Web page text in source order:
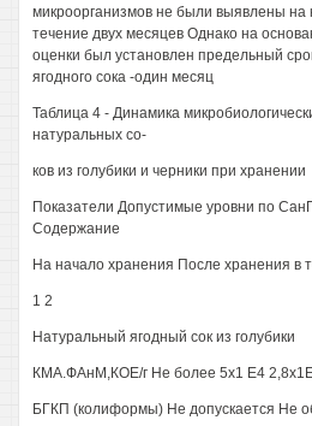
микроорганизмов не были выявлены на
течение двух месяцев Однако на
оценки был установлен предельный
ягодного сока -один месяц
Таблица 4 - Динамика
натуральных со-
ков из голубики и черники при хранении
Показатели Допустимые уровни по
Содержание
На начало хранения После хранения в
1 2
Натуральный ягодный сок из голубики
КМА.ФАнМ,КОЕ/г Не более 5x1 Е4
БГКП (колиформы) Не допускается Не